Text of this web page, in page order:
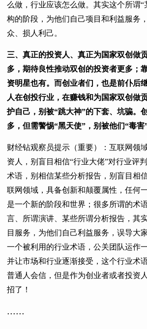
么做，行业应该怎么做。其实这个所谓“
构的阶段，为他们自己项目和利益服务
众、损人利己。
三、真正的投资人、真正为国家双创做
多，期待良性推动双创的投资者更多；
资明星也有。而创业者们，也是前仆后
人在创投行业，在赚钱和为国家双创做
护自己，别被“跳大神”的下套、坑骗。
多，但需警惕“黑天使”，别被他们“毒害”
财经钻观察员提示（重要）： 互联网领
资人，别盲目相信“行业大佬”对行业评
术语，别相信某些分析报告，别盲目相
联网领域，具备创新和颠覆属性，任何
是一个新的阶段和世界；很多所谓的术
言、所谓演讲、某些所谓分析报告，其
目服务，为他们自己利益服务，误导大
一个被利用的行业术语，公关团队运作
并让市场和行业逐渐接受，这个行业术
普通人会信，但是作为创业者或者投资
招了！
......